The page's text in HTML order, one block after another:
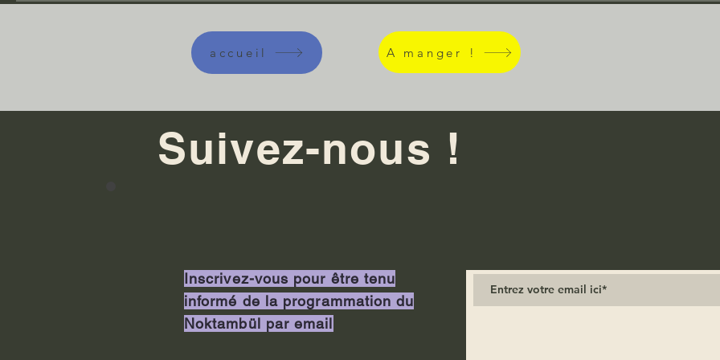
accueil A manger !
Suivez-nous !
Inscrivez-vous pour être tenu
informé de la programmation du
Noktambül par email